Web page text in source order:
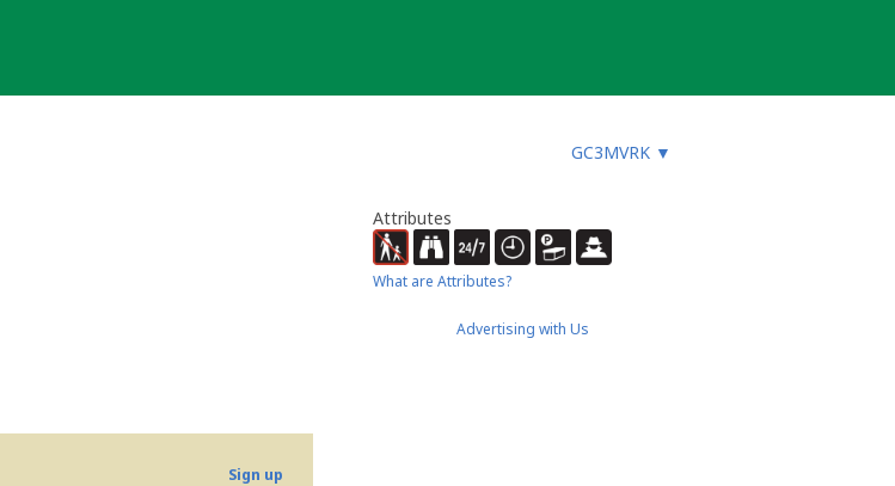
GC3MVRK ▼
Sign up
Attributes
What are Attributes?
Advertising with Us